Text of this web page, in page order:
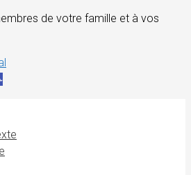
de votre famille et à vos